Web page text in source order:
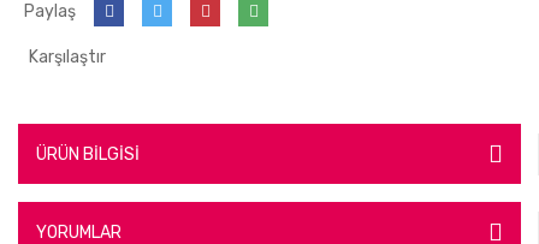
Paylaş
Karşılaştır
ÜRÜN BİLGİSİ
YORUMLAR